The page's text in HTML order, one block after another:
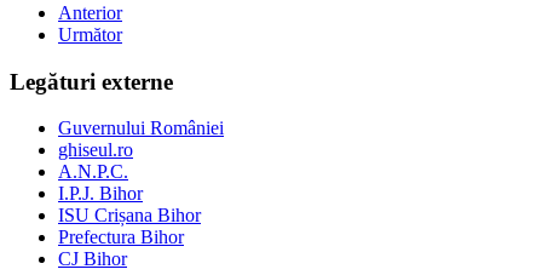
Anterior
Următor
Legături externe
Guvernului României
ghiseul.ro
A.N.P.C.
I.P.J. Bihor
ISU Crișana Bihor
Prefectura Bihor
CJ Bihor